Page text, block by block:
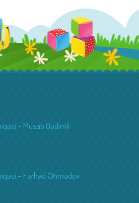
– Musab Qədimli
– Fərhad Əhmədov